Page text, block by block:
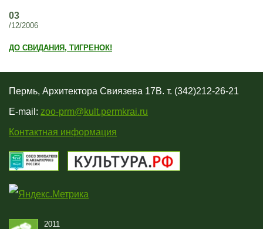
03
/12/2006
ДО СВИДАНИЯ, ТИГРЕНОК!
Пермь, Архитектора Свиязева 17В. т. (342)212-26-21
E-mail: zoo-prm@kult.permkrai.ru
Контактная информация
2011